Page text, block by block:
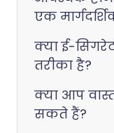
एक
क्या ई-
तरीका है?
क्या आप
सकते हैं?